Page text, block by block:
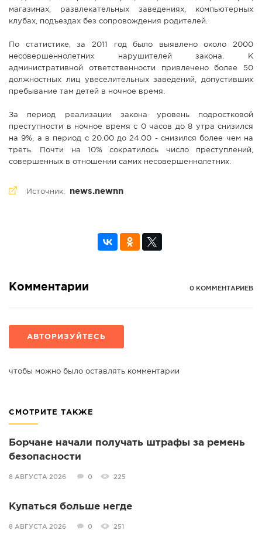
магазинах, развлекательных заведениях, компьютерных
клубах, подъездах без сопровождения родителей.
По статистике, за 2011 год было выявлено около 2000
несовершеннолетних нарушителей закона. К
административной ответственности привлечено более 50
должностных лиц увеселительных заведений, допустивших
пребывание там детей в ночное время.
За период реализации закона уровень подростковой
преступности в ночное время с 0 часов до 8 утра снизился
на 9%, а в период с 20.00 до 24.00 - снизился более чем на
треть. Почти на 10% сократилось число преступлений,
совершенных в отношении самих несовершеннолетних.
Источник: news.newnn
Комментарии 0 КОММЕНТАРИЕВ
АВТОРИЗУЙТЕСЬ
чтобы можно было оставлять комментарии
СМОТРИТЕ ТАКЖЕ
Борчане начали получать штрафы за ремень
безопасности
8 АВГУСТА 2026 0 225
Купаться больше негде
8 АВГУСТА 2026 0 251